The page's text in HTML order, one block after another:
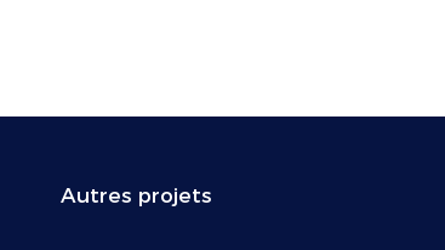
Autres projets